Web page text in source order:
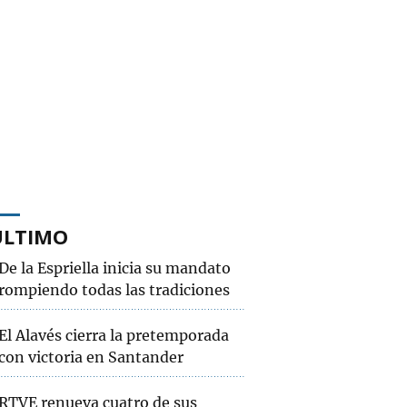
la Espriella inicia su mandato
todas las tradiciones
Alavés cierra la pretemporada
victoria en Santander
renueva cuatro de sus